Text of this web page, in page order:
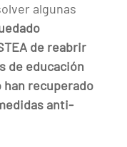
algunas
de reabrir
de educación
han recuperado
anti-